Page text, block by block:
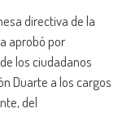
directiva de la
aprobó por
los ciudadanos
Duarte a los cargos
del